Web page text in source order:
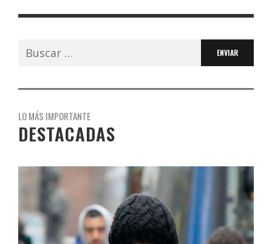
Buscar:
LO MÁS IMPORTANTE
DESTACADAS